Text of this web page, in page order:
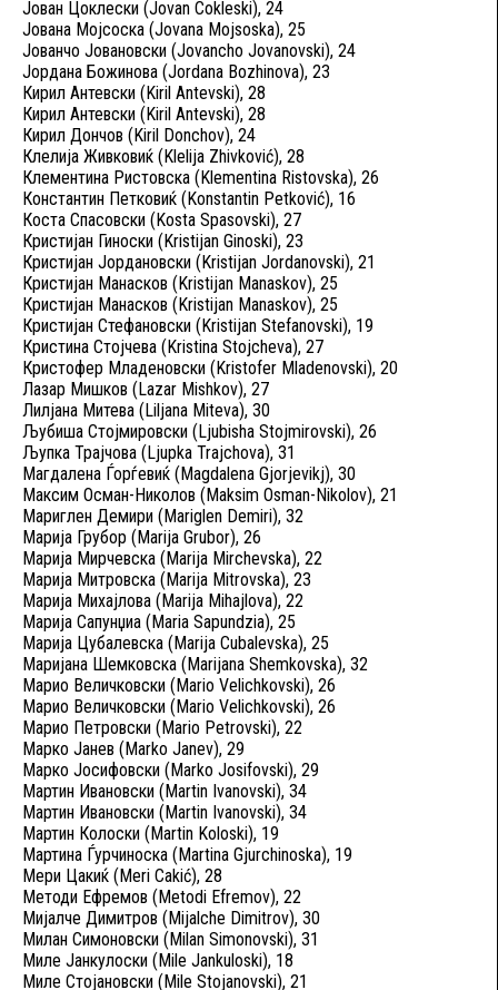
Јован Цоклески (Jovan Cokleski), 24
Јована Мојсоска (Jovana Mojsoska), 25
Јованчо Јовановски (Jovancho Jovanovski), 24
Јордана Божинова (Jordana Bozhinova), 23
Кирил Антевски (Kiril Antevski), 28
Кирил Антевски (Kiril Antevski), 28
Кирил Дончов (Kiril Donchov), 24
Клелија Живковиќ (Klelija Zhivković), 28
Клементина Ристовска (Klementina Ristovska), 26
Константин Петковиќ (Konstantin Petković), 16
Коста Спасовски (Kosta Spasovski), 27
Кристијан Гиноски (Kristijan Ginoski), 23
Кристијан Јордановски (Kristijan Jordanovski), 21
Кристијан Манасков (Kristijan Manaskov), 25
Кристијан Манасков (Kristijan Manaskov), 25
Кристијан Стефановски (Kristijan Stefanovski), 19
Кристина Стојчева (Kristina Stojcheva), 27
Кристофер Младеновски (Kristofer Mladenovski), 20
Лазар Мишков (Lazar Mishkov), 27
Лилјана Митева (Liljana Miteva), 30
Љубиша Стојмировски (Ljubisha Stojmirovski), 26
Љупка Трајчова (Ljupka Trajchova), 31
Магдалена Ѓорѓевиќ (Magdalena Gjorjevikj), 30
Максим Осман-Николов (Maksim Osman-Nikolov), 21
Мариглен Демири (Mariglen Demiri), 32
Марија Грубор (Marija Grubor), 26
Марија Мирчевска (Marija Mirchevska), 22
Марија Митровска (Marija Mitrovska), 23
Марија Михајлова (Marija Mihajlova), 22
Марија Сапунџиа (Maria Sapundzia), 25
Марија Цубалевска (Marija Cubalevska), 25
Маријана Шемковска (Marijana Shemkovska), 32
Марио Величковски (Mario Velichkovski), 26
Марио Величковски (Mario Velichkovski), 26
Марио Петровски (Mario Petrovski), 22
Марко Јанев (Marko Janev), 29
Марко Јосифовски (Marko Josifovski), 29
Мартин Ивановски (Martin Ivanovski), 34
Мартин Ивановски (Martin Ivanovski), 34
Мартин Колоски (Martin Koloski), 19
Мартина Ѓурчиноска (Martina Gjurchinoska), 19
Мери Цакиќ (Meri Cakić), 28
Методи Ефремов (Metodi Efremov), 22
Мијалче Димитров (Mijalche Dimitrov), 30
Милан Симоновски (Milan Simonovski), 31
Миле Јанкулоски (Mile Jankuloski), 18
Миле Стојановски (Mile Stojanovski), 21